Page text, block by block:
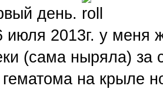
день.
июля 2013г. у меня
(сама ныряла) за
на крыле